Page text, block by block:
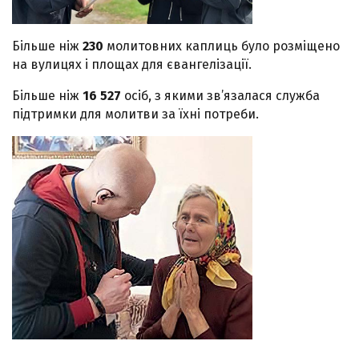
Більше ніж 230 молитовних каплиць було розміщено
на вулицях і площах для євангелізації.
Більше ніж 16 527 осіб, з якими зв’язалася служба
підтримки для молитви за їхні потреби.